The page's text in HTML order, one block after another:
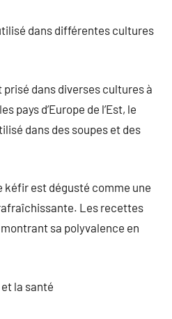
dans différentes cultures
dans diverses cultures à
pays d’Europe de l’Est, le
dans des soupes et des
kéfir est dégusté comme une
Les recettes
sa polyvalence en
la santé